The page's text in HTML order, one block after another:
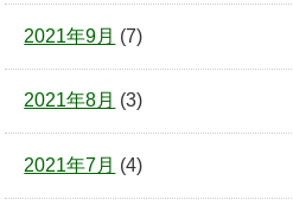
2021年9月 (7)
2021年8月 (3)
2021年7月 (4)